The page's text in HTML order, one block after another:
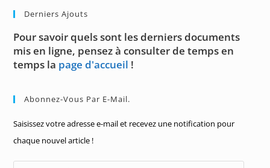
Derniers Ajouts
Pour savoir quels sont les derniers documents
mis en ligne, pensez à consulter de temps en
temps la page d'accueil !
Abonnez-Vous Par E-Mail.
Saisissez votre adresse e-mail et recevez une notification pour
chaque nouvel article !